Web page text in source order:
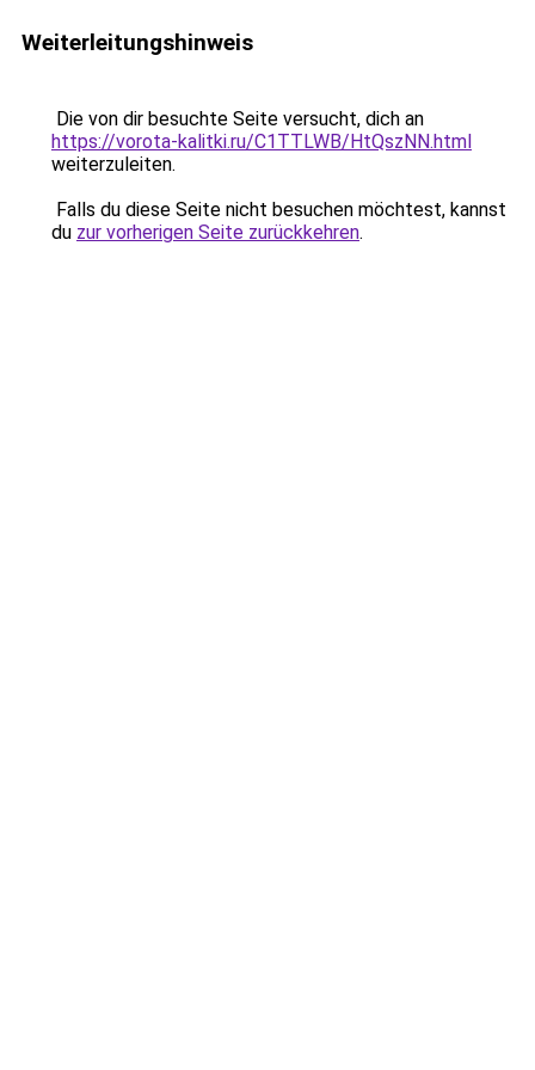
Weiterleitungshinweis
Die von dir besuchte Seite versucht, dich an
https://vorota-kalitki.ru/C1TTLWB/HtQszNN.html
weiterzuleiten.
Falls du diese Seite nicht besuchen möchtest, kannst
du zur vorherigen Seite zurückkehren.